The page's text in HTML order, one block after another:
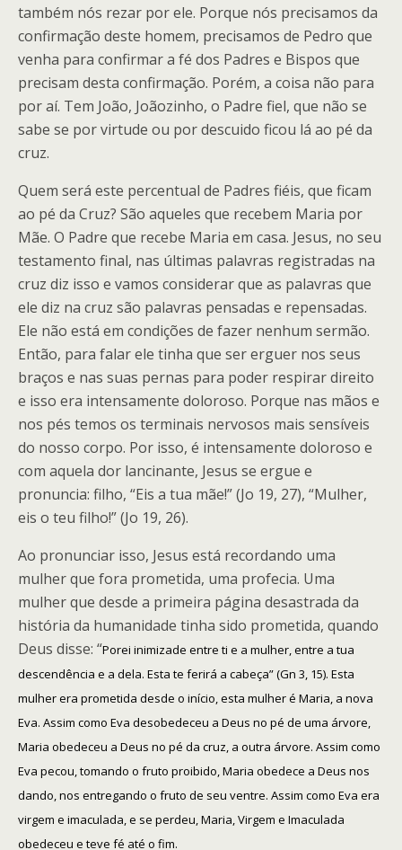
também nós rezar por ele. Porque nós precisamos da
confirmação deste homem, precisamos de Pedro que
venha para confirmar a fé dos Padres e Bispos que
precisam desta confirmação. Porém, a coisa não para
por aí. Tem João, Joãozinho, o Padre fiel, que não se
sabe se por virtude ou por descuido ficou lá ao pé da
cruz.
Quem será este percentual de Padres fiéis, que ficam
ao pé da Cruz? São aqueles que recebem Maria por
Mãe. O Padre que recebe Maria em casa. Jesus, no seu
testamento final, nas últimas palavras registradas na
cruz diz isso e vamos considerar que as palavras que
ele diz na cruz são palavras pensadas e repensadas.
Ele não está em condições de fazer nenhum sermão.
Então, para falar ele tinha que ser erguer nos seus
braços e nas suas pernas para poder respirar direito
e isso era intensamente doloroso. Porque nas mãos e
nos pés temos os terminais nervosos mais sensíveis
do nosso corpo. Por isso, é intensamente doloroso e
com aquela dor lancinante, Jesus se ergue e
pronuncia: filho, “Eis a tua mãe!” (Jo 19, 27), “Mulher,
eis o teu filho!” (Jo 19, 26).
Ao pronunciar isso, Jesus está recordando uma
mulher que fora prometida, uma profecia. Uma
mulher que desde a primeira página desastrada da
história da humanidade tinha sido prometida, quando
Deus disse: “Porei inimizade entre ti e a mulher, entre a tua
descendência e a dela. Esta te ferirá a cabeça” (Gn 3, 15). Esta
mulher era prometida desde o início, esta mulher é Maria, a nova
Eva. Assim como Eva desobedeceu a Deus no pé de uma árvore,
Maria obedeceu a Deus no pé da cruz, a outra árvore. Assim como
Eva pecou, tomando o fruto proibido, Maria obedece a Deus nos
dando, nos entregando o fruto de seu ventre. Assim como Eva era
virgem e imaculada, e se perdeu, Maria, Virgem e Imaculada
obedeceu e teve fé até o fim.